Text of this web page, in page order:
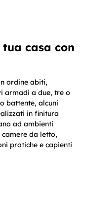
casa con
ordine abiti,
armadi a due, tre o
battente, alcuni
in finitura
ad ambienti
da letto,
pratiche e capienti